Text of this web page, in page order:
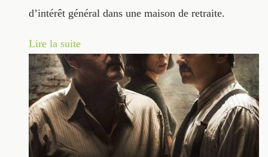
d’intérêt général dans une maison de retraite.
Lire la suite